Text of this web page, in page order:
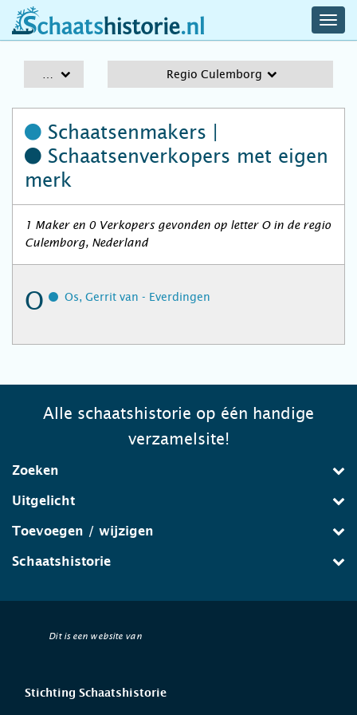
schaatshistorie.nl
Regio Culemborg
Schaatsenmakers |
Schaatsenverkopers met eigen
merk
1 Maker en 0 Verkopers gevonden op letter O in de regio
Culemborg, Nederland
O Os, Gerrit van - Everdingen
Alle schaatshistorie op één handige
verzamelsite!
Zoeken
Uitgelicht
Toevoegen / wijzigen
Schaatshistorie
Dit is een website van
Stichting Schaatshistorie